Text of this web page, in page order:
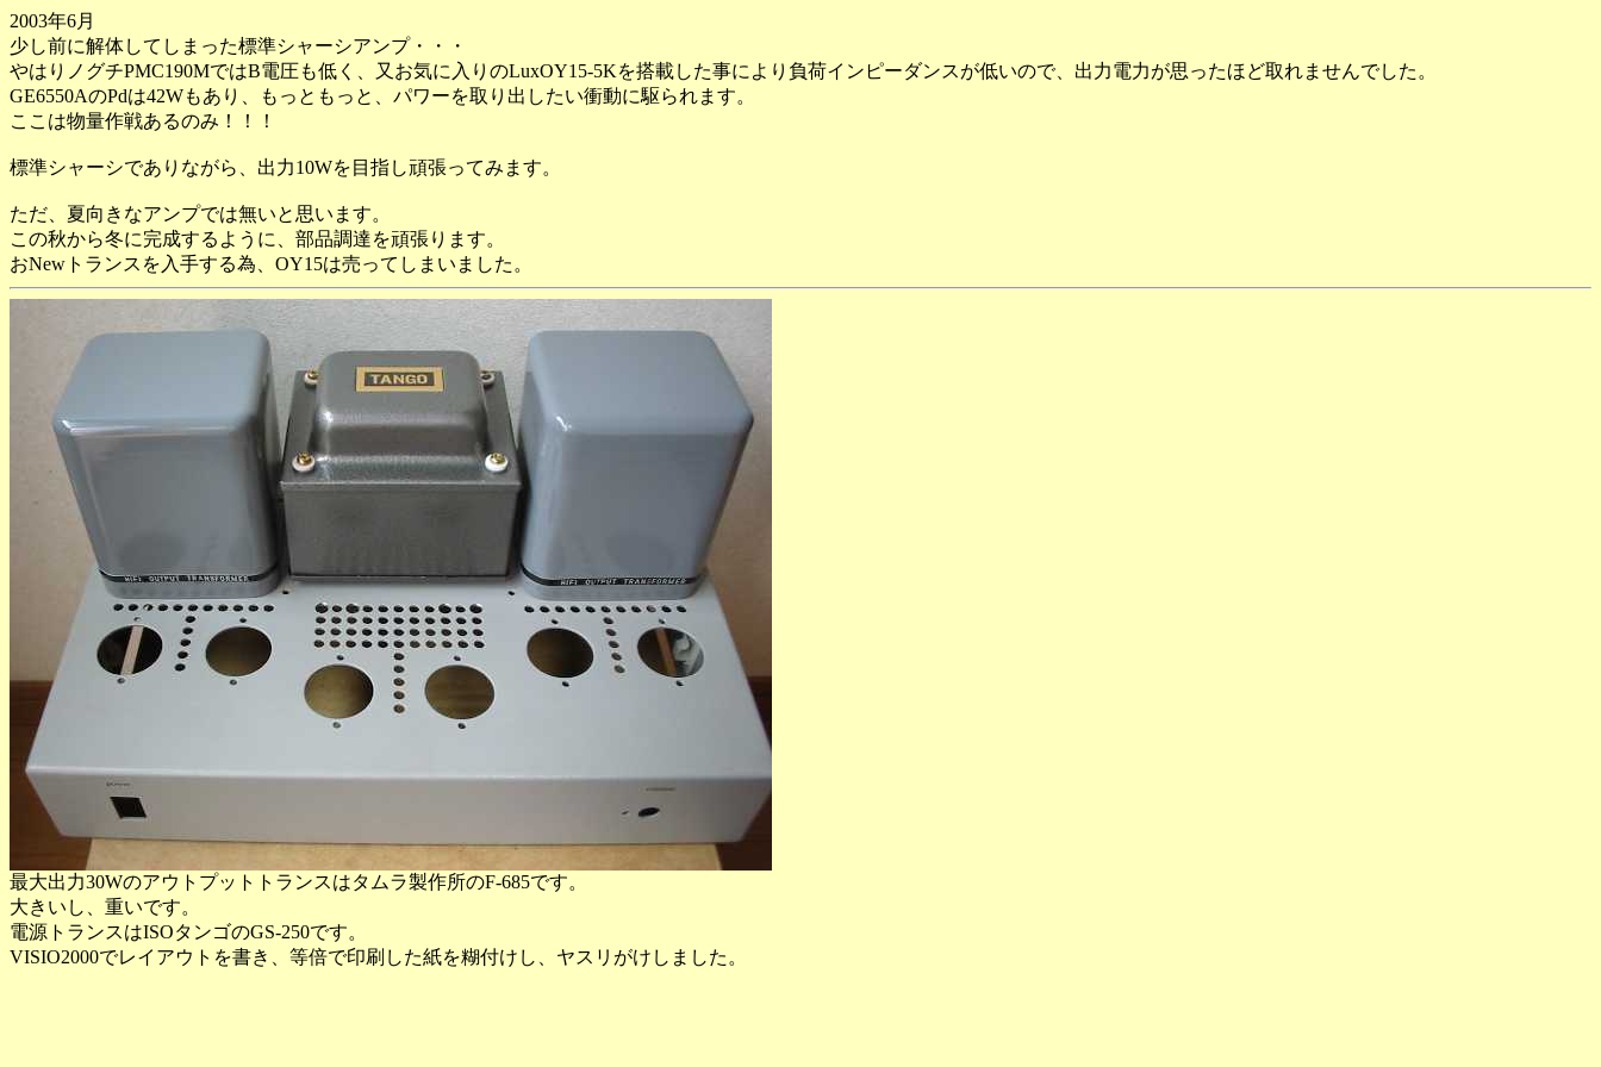
2003年6月
少し前に解体してしまった標準シャーシアンプ・・・
やはりノグチPMC190MではB電圧も低く、又お気に入りのLuxOY15-5Kを搭載した事により負荷インピーダンスが低いので、出力電力が思ったほど取れませんでした。
GE6550AのPdは42Wもあり、もっともっと、パワーを取り出したい衝動に駆られます。
ここは物量作戦あるのみ！！！
標準シャーシでありながら、出力10Wを目指し頑張ってみます。
ただ、夏向きなアンプでは無いと思います。
この秋から冬に完成するように、部品調達を頑張ります。
おNewトランスを入手する為、OY15は売ってしまいました。
最大出力30Wのアウトプットトランスはタムラ製作所のF-685です。
大きいし、重いです。
電源トランスはISOタンゴのGS-250です。
VISIO2000でレイアウトを書き、等倍で印刷した紙を糊付けし、ヤスリがけしました。